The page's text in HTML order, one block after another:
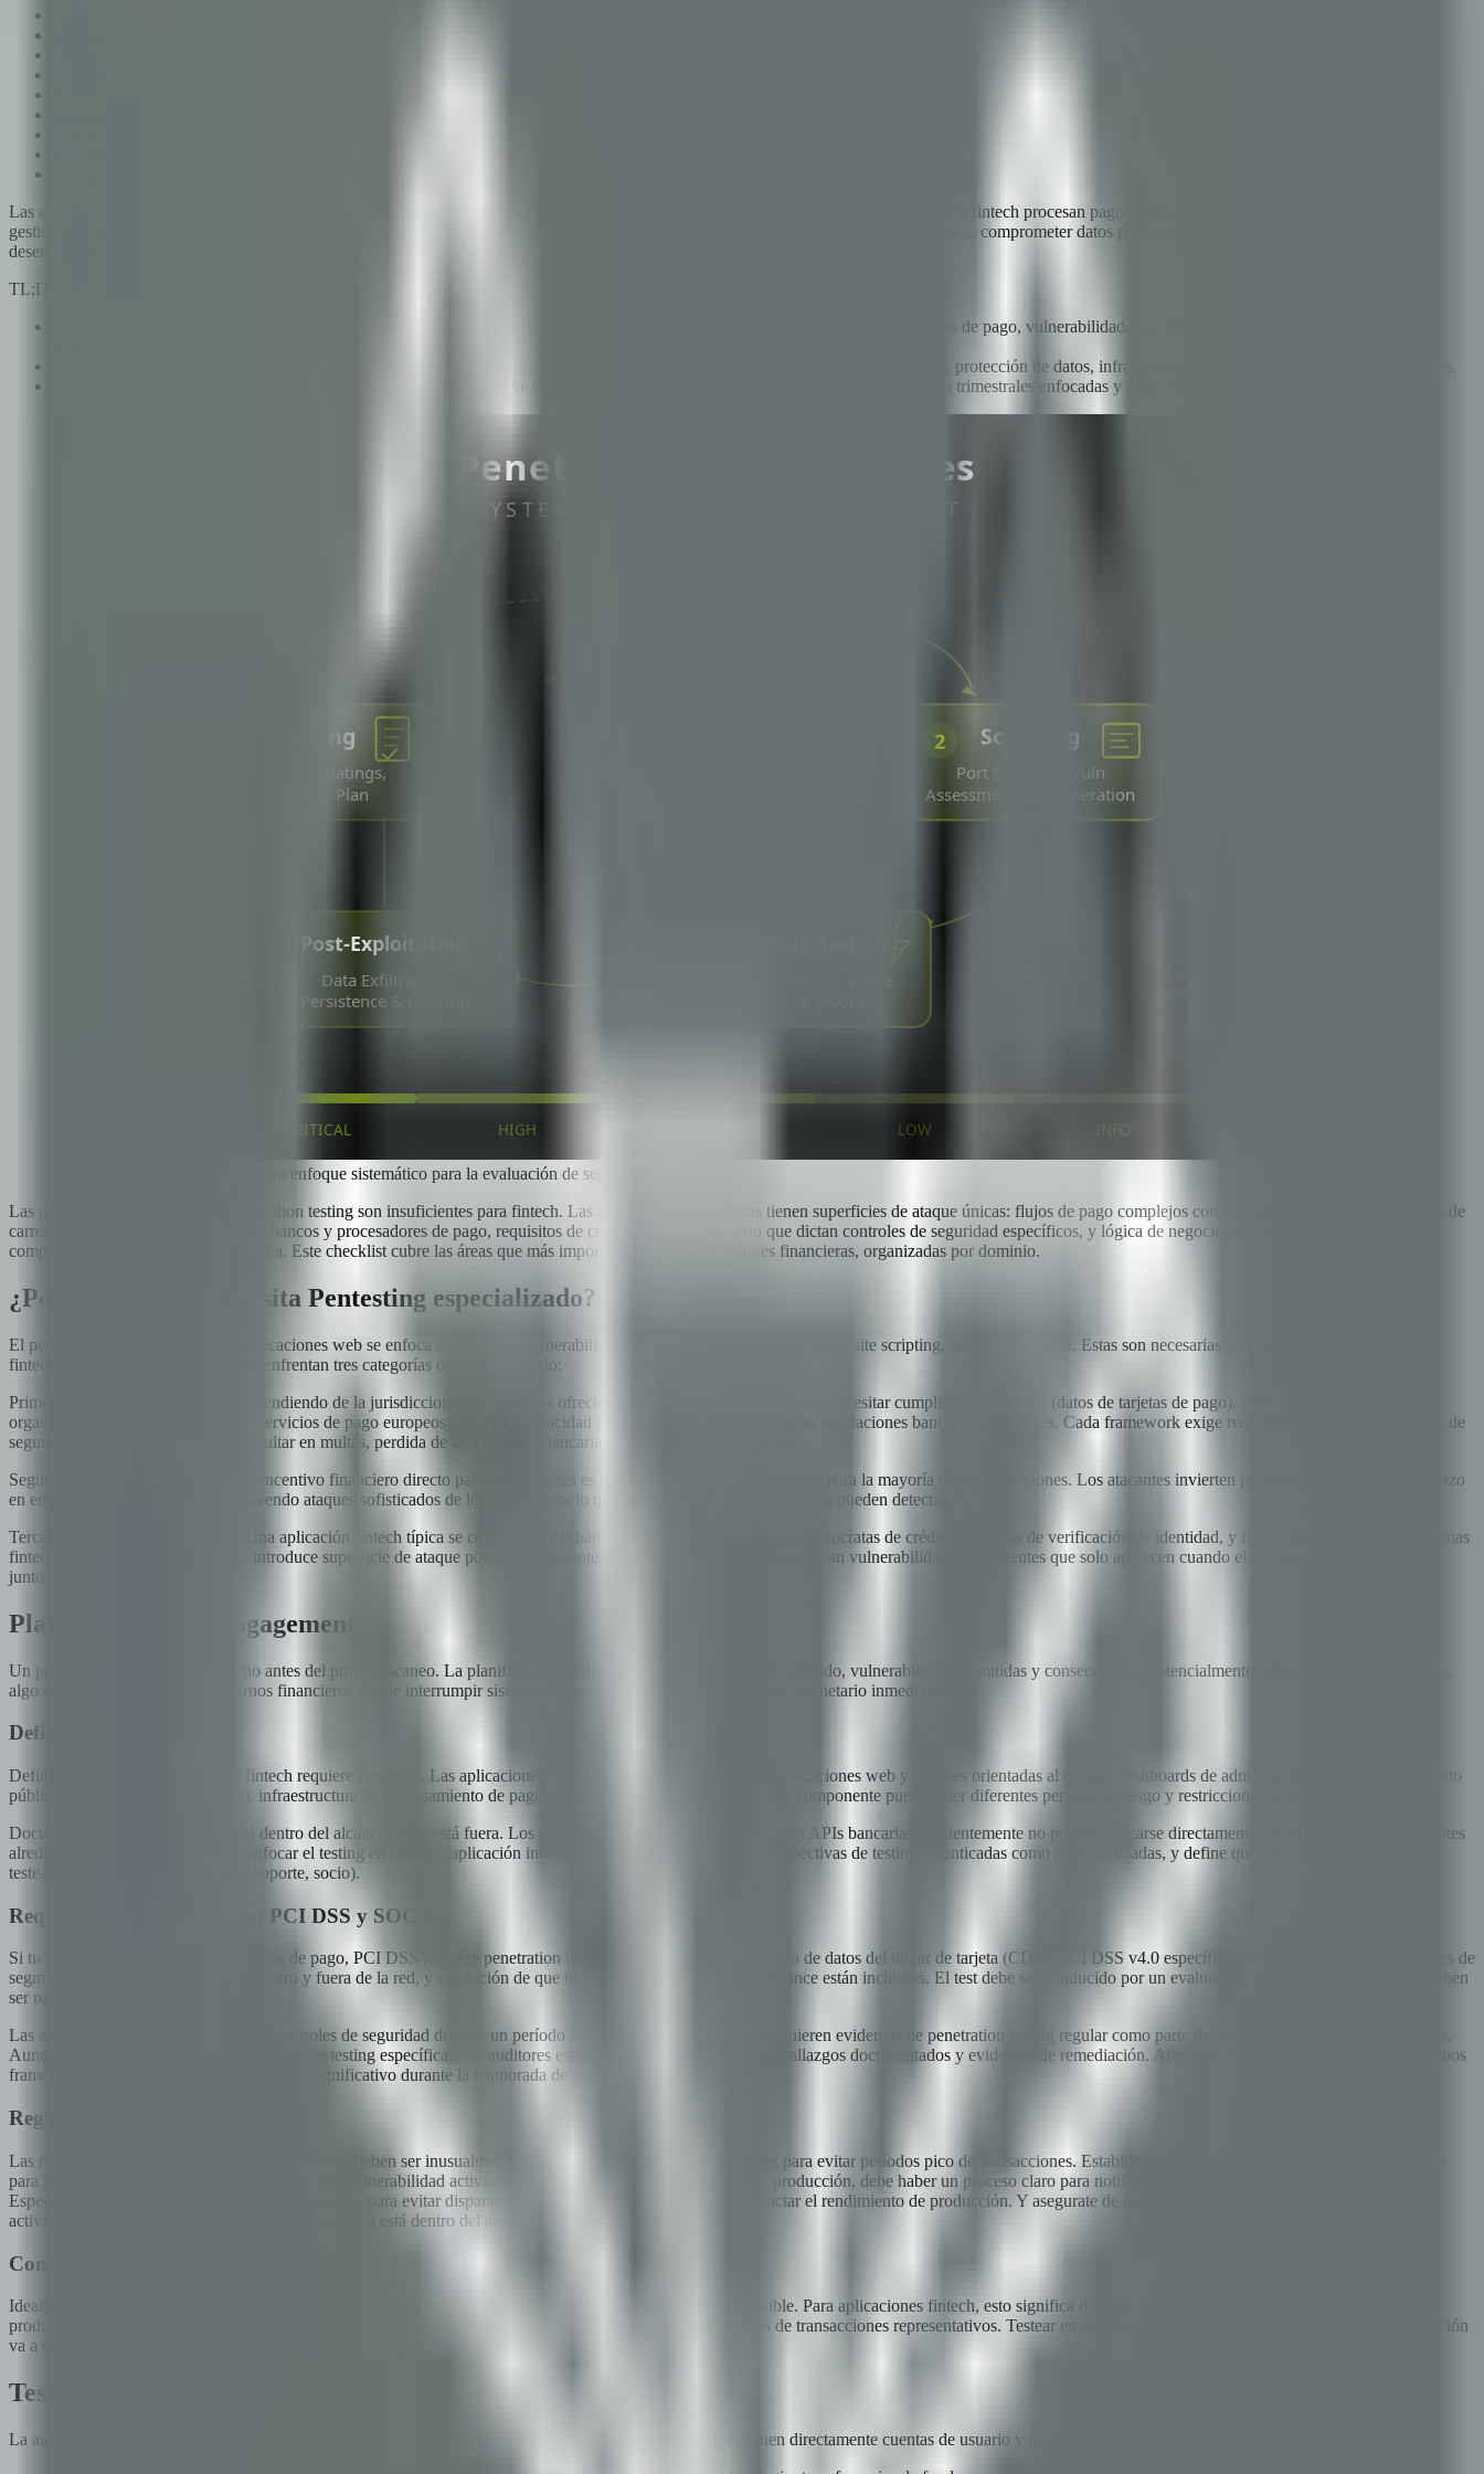
Las aplicaciones de tecnología financiera son el objetivo número uno de los ciberataques, y no es difícil entender por qué. Las plataformas fintech procesan pagos, almacenan datos financieros sensibles,
gestionan portfolios de inversión y facilitan decisiones de préstamos. Una sola vulnerabilidad puede exponer millones de dólares en fondos, comprometer datos personales y financieros de miles de clientes, y
desencadenar consecuencias regulatorias que amenazan la supervivencia de la empresa.
TL;DR
Las aplicaciones fintech requieren penetration testing especializado que va más allá de la seguridad web estándar para cubrir flujos de pago, vulnerabilidades de lógica de negocio y cumplimiento
Los dominios clave de testing incluyen autenticación y autorización, seguridad de APIs, condiciones de carrera en flujos de pago, protección de datos, infraestructura y seguridad de aplicaciones móviles.
Un único pentest anual es insuficiente; la seguridad efectiva requiere testing continuo a través de escaneo en CI/CD, evaluaciones trimestrales enfocadas y programas de bug bounty.
Las cinco fases del pentesting: un enfoque sistemático para la evaluación de seguridad
Las metodologías genéricas de penetration testing son insuficientes para fintech. Las aplicaciones financieras tienen superficies de ataque únicas: flujos de pago complejos con vulnerabilidades de condiciones de
carrera, integraciones multi-parte con bancos y procesadores de pago, requisitos de cumplimiento regulatorio que dictan controles de seguridad específicos, y lógica de negocio que es inherentemente más
compleja que una aplicación web típica. Este checklist cubre las áreas que más importan al testear aplicaciones financieras, organizadas por dominio.
¿Por qué Fintech necesita Pentesting especializado?
El penetration testing estándar de aplicaciones web se enfoca en clases de vulnerabilidad comunes: inyección SQL, cross-site scripting, autenticación rota. Estas son necesarias pero lejos de suficientes para
fintech. Las aplicaciones financieras enfrentan tres categorías de riesgo elevado:
Primero, requisitos regulatorios. Dependiendo de la jurisdiccion y los servicios ofrecidos, las empresas fintech pueden necesitar cumplir con PCI DSS (datos de tarjetas de pago), SOC 2 (controles de
organizaciones de servicio), PSD2 (servicios de pago europeos), GLBA (privacidad financiera de EE.UU.), y varias regulaciones bancarias nacionales. Cada framework exige requisitos específicos de testing de
seguridad, y no cumplirlos puede resultar en multas, perdida de asociaciones bancarias o incapacidad para operar.
Segundo, objetivos de alto valor. El incentivo financiero directo para los atacantes es ordenes de magnitud mayor que para la mayoría de las aplicaciones. Los atacantes invierten proporcionalmente más esfuerzo
en encontrar vulnerabilidades, incluyendo ataques sofisticados de lógica de negocio que los scanners automatizados no pueden detectar.
Tercero, integraciones complejas. Una aplicación fintech típica se conecta a APIs bancarias, procesadores de pago, burocratas de crédito, servicios de verificación de identidad, y frecuentemente otras plataformas
fintech. Cada punto de integración introduce superficie de ataque potencial, y las interacciones entre estos sistemas crean vulnerabilidades emergentes que solo aparecen cuando el sistema completo se testea
junto.
Planificación Pre-Engagement
Un pentest exitoso comienza mucho antes del primer escaneo. La planificación inadecuada lleva a tiempo desperdiciado, vulnerabilidades omitidas y consecuencias potencialmente peligrosas no intencionadas,
algo especialmente crítico en entornos financieros donde interrumpir sistemas de producción puede tener impacto monetario inmediato.
Definicion de alcance
Definir el alcance para pentesting fintech requiere precisión. Las aplicaciones financieras típicamente incluyen aplicaciones web y móviles orientadas al cliente, dashboards de administración interna, APIs (tanto
públicas como orientadas a socios), infraestructura de procesamiento de pagos e integraciones con terceros. Cada componente puede tener diferentes perfiles de riesgo y restricciones de testing.
Documenta explícitamente que está dentro del alcance y que está fuera. Los procesadores de pago de terceros y las APIs bancarias frecuentemente no pueden testearse directamente: vas a necesitar definir límites
alrededor de estas integraciones y enfocar el testing en como tu aplicación interactua con ellas. Incluye tanto perspectivas de testing autenticadas como no autenticadas, y define que roles de usuario deben
testearse (cliente, admin, agente de soporte, socio).
Requisitos de cumplimiento: PCI DSS y SOC 2
Si tu aplicación maneja datos de tarjetas de pago, PCI DSS requiere penetration testing anual que cubra el entorno de datos del titular de tarjeta (CDE). PCI DSS v4.0 específicamente exige testing de controles de
segmentación de red, testing desde dentro y fuera de la red, y validación de que todos los sistemas dentro del alcance están incluidos. El test debe ser conducido por un evaluador calificado, y los hallazgos deben
ser remediados y re-testeados.
Las auditorías SOC 2 Tipo II evaluan controles de seguridad durante un período de tiempo y frecuentemente requieren evidencia de penetration testing regular como parte del proceso de evaluación de riesgos.
Aunque SOC 2 no prescribe metodologías de testing específicas, los auditores esperan ver cobertura completa, hallazgos documentados y evidencia de remediación. Alinear tu metodología de pentest con ambos
frameworks desde el inicio ahorra esfuerzo significativo durante la temporada de auditorías.
Reglas de engagement
Las reglas de engagement para pentesting fintech deben ser inusualmente detalladas. Definí ventanas de testing para evitar períodos pico de transacciones. Establecé procedimientos de escalamiento inmediato
para hallazgos críticos: si un tester descubre una vulnerabilidad activamente explotable en un flujo de pago en producción, debe haber un proceso claro para notificar a las personas correctas inmediatamente.
Especificá límites de tasa para testing automatizado para evitar disparar sistemas de detección de fraude o impactar el rendimiento de producción. Y asegurate de que la autorización legal cubra todas las
actividades de testing, incluyendo ingeniería social si está dentro del alcance.
Configuración del entorno
Idealmente, el penetration testing ocurre en un entorno de staging que refleje producción lo más fielmente posible. Para aplicaciones fintech, esto significa datos de prueba realistas (datos anonimizados de
producción es ideal), integraciones funcionando con entornos sandbox de procesadores de pago, y volúmenes de transacciones representativos. Testear en un entorno que difiere significativamente de producción
va a omitir vulnerabilidades a nivel de configuración y problemas específicos de integración.
Testing de autenticación y autorización
La autenticación y autorización son la puerta de entrada de cualquier aplicación fintech. Las fallas aquí exponen directamente cuentas de usuario y fondos. Esta área requiere testing exhaustivo: